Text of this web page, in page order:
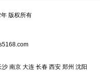
版权所有
南京 大连 长春 西安 郑州 沈阳